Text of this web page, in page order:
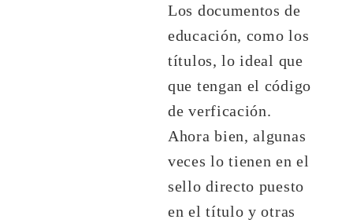
Los documentos de
educación, como los
títulos, lo ideal que
que tengan el código
de verficación.
Ahora bien, algunas
veces lo tienen en el
sello directo puesto
en el título y otras